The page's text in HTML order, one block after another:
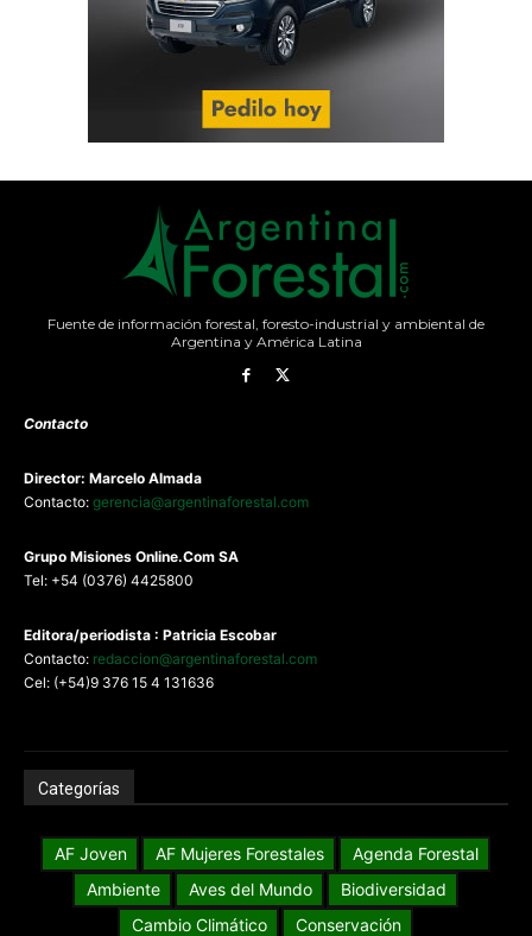
Fuente de información forestal, foresto-industrial y ambiental de
Argentina y América Latina
Contacto
Director: Marcelo Almada
Contacto: gerencia@argentinaforestal.com
Grupo Misiones Online.Com SA
Tel: +54 (0376) 4425800
Editora/periodista : Patricia Escobar
Contacto: redaccion@argentinaforestal.com
Cel: (+54)9 376 15 4 131636
Categorías
AF Joven AF Mujeres Forestales
Agenda Forestal
Ambiente
Aves del Mundo
Biodiversidad
Cambio Climático
Conservación